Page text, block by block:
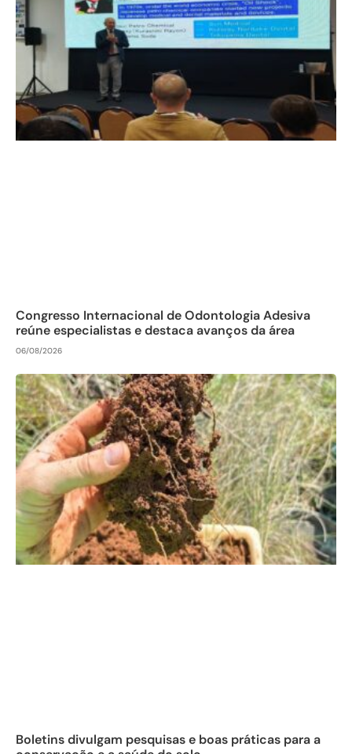
Congresso Internacional de Odontologia Adesiva
reúne especialistas e destaca avanços da área
06/08/2026
Boletins divulgam pesquisas e boas práticas para a